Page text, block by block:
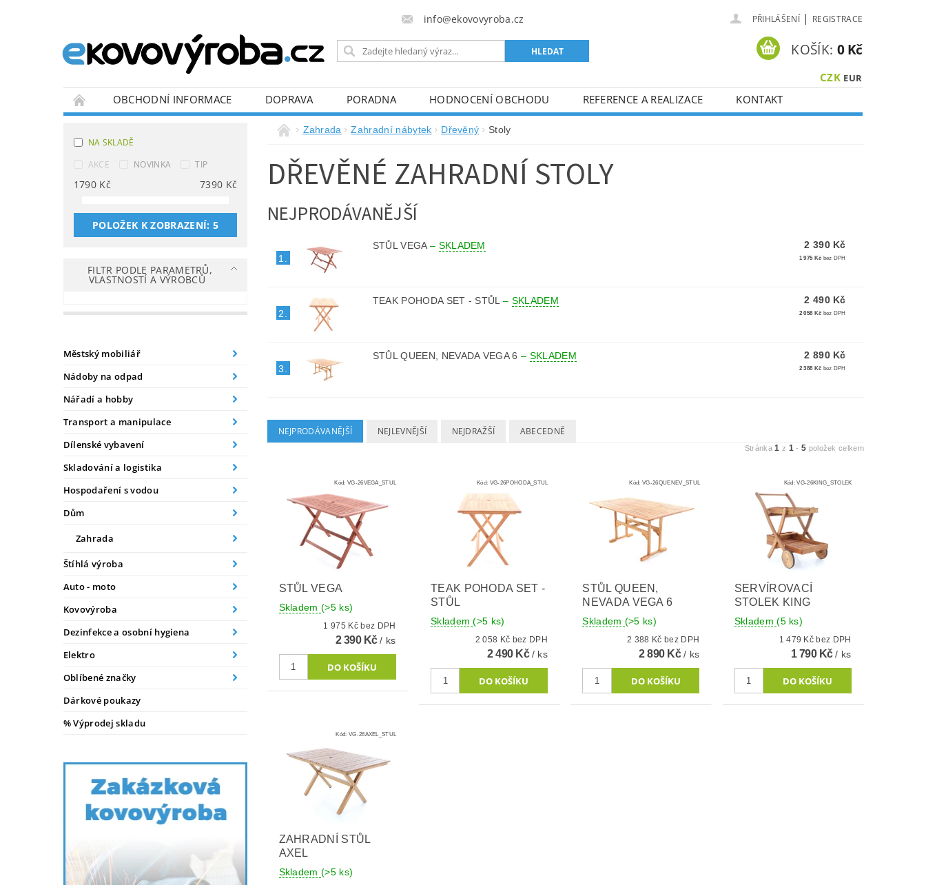
info@ekovovyroba.cz PŘIHLÁŠENÍ | REGISTRACE
CZK EUR
KOŠÍK: 0 Kč
OBCHODNÍ INFORMACE DOPRAVA PORADNA HODNOCENÍ OBCHODU REFERENCE A REALIZACE
KONTAKT
NA SKLADĚ
AKCE
NOVINKA TIP
1790 Kč 7390 Kč
POLOŽEK K ZOBRAZENÍ: 5
FILTR PODLE PARAMETRŮ,
VLASTNOSTÍ A VÝROBCŮ
Městský mobiliář
Nádoby na odpad
Nářadí a hobby
Transport a manipulace
Dílenské vybavení
Skladování a logistika
Hospodaření s vodou
Dům
Zahrada
Štíhlá výroba
Auto - moto
Kovovýroba
Dezinfekce a osobní hygiena
Elektro
Oblíbené značky
Dárkové poukazy
% Výprodej skladu
Zahrada Zahradní nábytek Dřevěný Stoly
DŘEVĚNÉ ZAHRADNÍ STOLY
NEJPRODÁVANĚJŠÍ
1.
STŮL VEGA– SKLADEM 2 390 Kč
1 975 Kč bez DPH
2.
TEAK POHODA SET - STŮL– SKLADEM 2 490 Kč
2 058 Kč bez DPH
3.
STŮL QUEEN, NEVADA VEGA 6– SKLADEM 2 890 Kč
2 388 Kč bez DPH
NEJPRODÁVANĚJŠÍ NEJLEVNĚJŠÍ NEJDRAŽŠÍ ABECEDNĚ
Stránka1 z 1 - 5 položek celkem
Kód: VG-26VEGA_STUL
STŮL VEGA
Skladem(>5 ks)
1 975 Kč bez DPH
2 390 Kč/ ks
Kód: VG-26POHODA_STUL
TEAK POHODA SET -
STŮL
Skladem(>5 ks)
2 058 Kč bez DPH
2 490 Kč/ ks
Kód:VG-26QUENEV_STUL
STŮL QUEEN,
NEVADA VEGA 6
Skladem (>5 ks)
2 388 Kč bez DPH
2 890 Kč/ ks
Kód:VG-26KING_STOLEK
SERVÍROVACÍ
STOLEK KING
Skladem(5 ks)
1 479 Kč bez DPH
1 790 Kč/ ks
Kód: VG-26AXEL_STUL
ZAHRADNÍ STŮL
AXEL
Skladem(>5 ks)